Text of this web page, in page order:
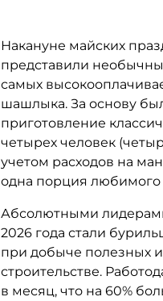
Накануне майских
представили
самых
шашлыка. За основу
приготовление
четырех человек
учетом расходов на
одна порция любимого
Абсолютными
2026 года стали
при добыче полезных
строительстве.
в месяц, что на 60%